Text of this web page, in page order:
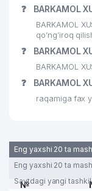
❓ BARKAMOL
BARKAMOL
qo’ng’iroq
❓ BARKAMOL
BARKAMOL
❓ BARKAMOL
raqamiga fax
Eng yaxshi 20 ta
Eng yaxshi 20 ta
Saytdagi yangi
№